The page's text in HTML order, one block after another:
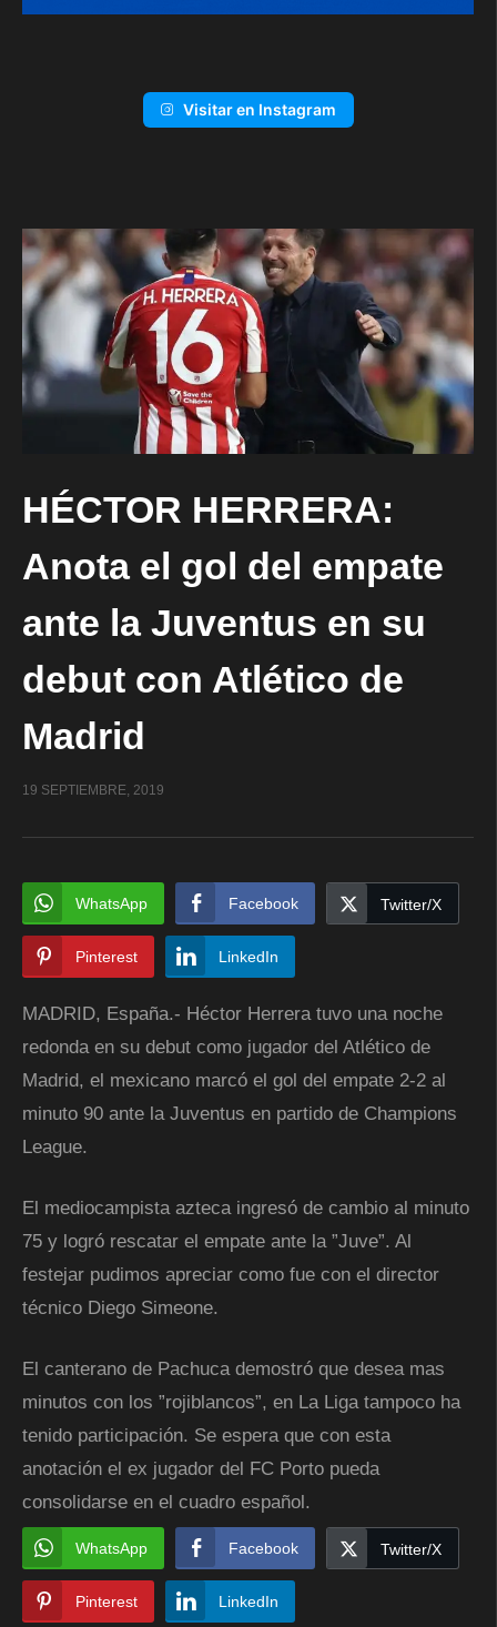
Visitar en Instagram
HÉCTOR HERRERA:
Anota el gol del empate
ante la Juventus en su
debut con Atlético de
Madrid
19 SEPTIEMBRE, 2019
WhatsApp Facebook Twitter/X
Pinterest LinkedIn
MADRID, España.- Héctor Herrera tuvo una noche
redonda en su debut como jugador del Atlético de
Madrid, el mexicano marcó el gol del empate 2-2 al
minuto 90 ante la Juventus en partido de Champions
League.
El mediocampista azteca ingresó de cambio al minuto
75 y logró rescatar el empate ante la ”Juve”. Al
festejar pudimos apreciar como fue con el director
técnico Diego Simeone.
El canterano de Pachuca demostró que desea mas
minutos con los ”rojiblancos”, en La Liga tampoco ha
tenido participación. Se espera que con esta
anotación el ex jugador del FC Porto pueda
consolidarse en el cuadro español.
WhatsApp Facebook Twitter/X
Pinterest LinkedIn